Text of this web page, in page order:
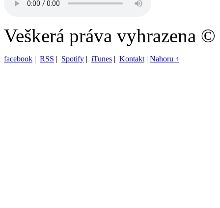
Veškerá práva vyhrazena
facebook | RSS | Spotify | iTunes | Kontakt | Nahoru ↑